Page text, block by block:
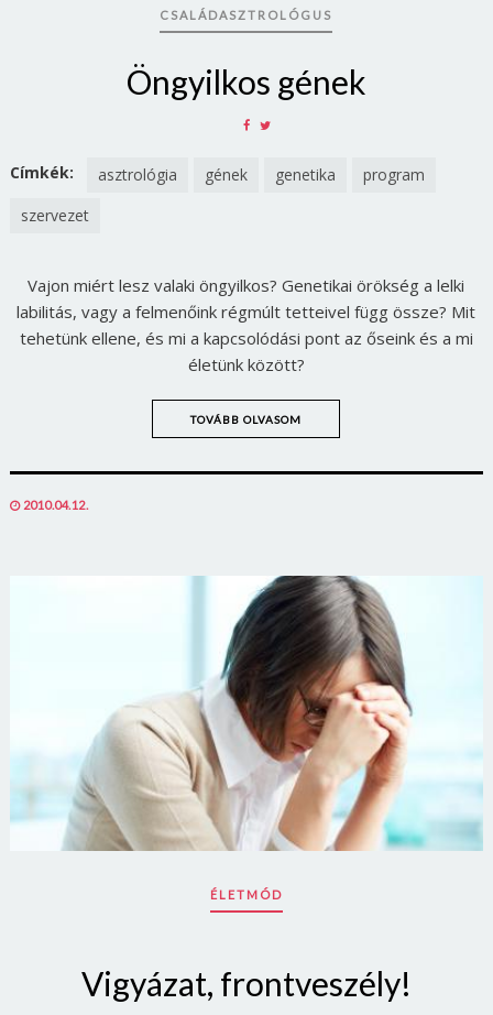
CSALÁDASZTROLÓGUS
Öngyilkos gének
SHARE
FACEBOOK
TWITTER
Címkék: asztrológia gének genetika
program
szervezet
Vajon miért lesz valaki öngyilkos? Genetikai örökség a lelki
labilitás, vagy a felmenőink régmúlt tetteivel függ össze? Mit
tehetünk ellene, és mi a kapcsolódási pont az őseink és a mi
életünk között?
TOVÁBB OLVASOM
POSTED
2010.04.12.
ÉLETMÓD
Vigyázat, frontveszély!